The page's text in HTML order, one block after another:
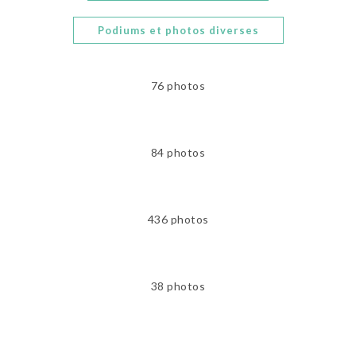
Podiums et photos diverses
76 photos
84 photos
436 photos
38 photos